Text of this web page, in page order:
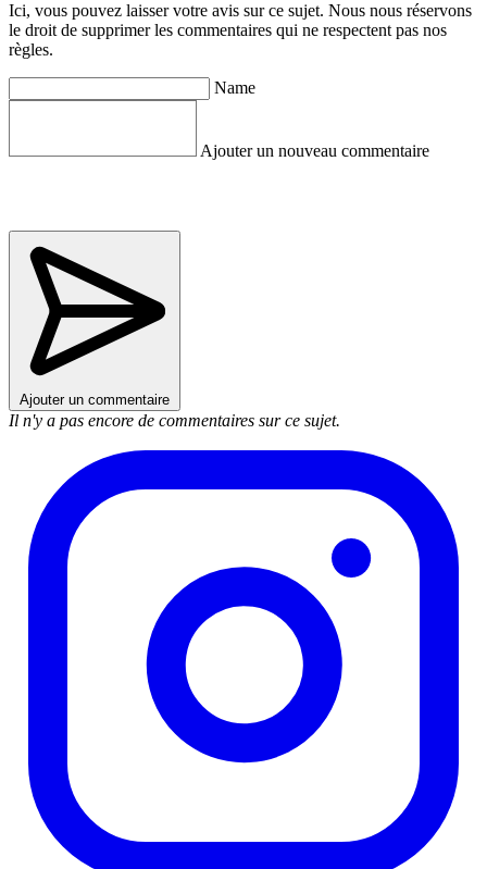
Ici, vous pouvez laisser votre avis sur ce sujet. Nous nous réservons
le droit de supprimer les commentaires qui ne respectent pas nos
règles.
Name
Ajouter un nouveau commentaire
Ajouter un commentaire
Il n'y a pas encore de commentaires sur ce sujet.